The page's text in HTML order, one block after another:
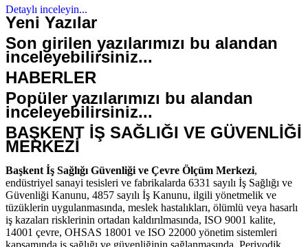
Detaylı inceleyin...
Yeni Yazılar
Son girilen yazılarımızı bu alandan
inceleyebilirsiniz...
HABERLER
Popüler yazılarımızı bu alandan
inceleyebilirsiniz...
BAŞKENT İŞ SAĞLIĞI VE GÜVENLİĞİ
MERKEZİ
Başkent İş Sağlığı Güvenliği ve Çevre Ölçüm Merkezi,
endüstriyel sanayi tesisleri ve fabrikalarda 6331 sayılı İş Sağlığı ve
Güvenliği Kanunu, 4857 sayılı İş Kanunu, ilgili yönetmelik ve
tüzüklerin uygulanmasında, meslek hastalıkları, ölümlü veya hasarlı
iş kazaları risklerinin ortadan kaldırılmasında, ISO 9001 kalite,
14001 çevre, OHSAS 18001 ve ISO 22000 yönetim sistemleri
kapsamında iş sağlığı ve güvenliğinin sağlanmasında, Periyodik